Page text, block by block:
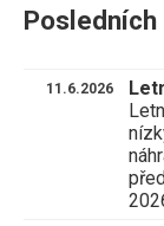
11.6.2026